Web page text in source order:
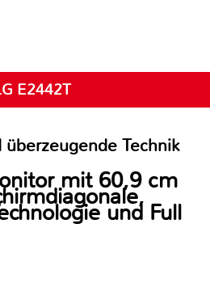
E2442T
Technik
mit 60,9 cm
und Full